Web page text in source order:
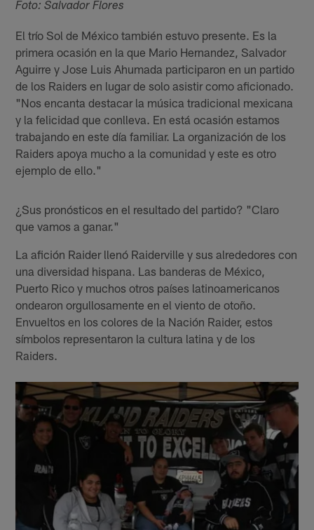
Foto: Salvador Flores
El trío Sol de México también estuvo presente. Es la
primera ocasión en la que Mario Hernandez, Salvador
Aguirre y Jose Luis Ahumada participaron en un partido
de los Raiders en lugar de solo asistir como aficionado.
"Nos encanta destacar la música tradicional mexicana
y la felicidad que conlleva. En está ocasión estamos
trabajando en este día familiar. La organización de los
Raiders apoya mucho a la comunidad y este es otro
ejemplo de ello."
¿Sus pronósticos en el resultado del partido? "Claro
que vamos a ganar."
La afición Raider llenó Raiderville y sus alrededores con
una diversidad hispana. Las banderas de México,
Puerto Rico y muchos otros países latinoamericanos
ondearon orgullosamente en el viento de otoño.
Envueltos en los colores de la Nación Raider, estos
símbolos representaron la cultura latina y de los
Raiders.